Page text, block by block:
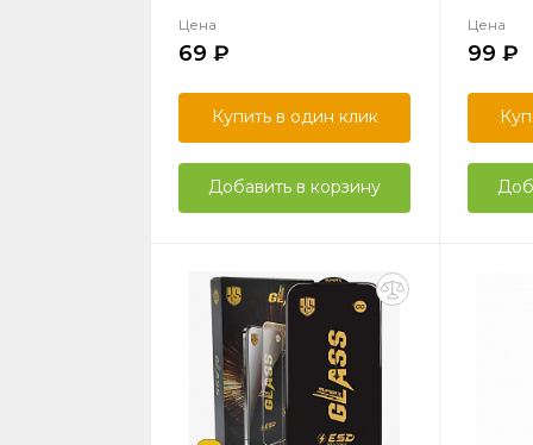
Цена
69
Купить в один клик
Добавить в корзину
Цена
99